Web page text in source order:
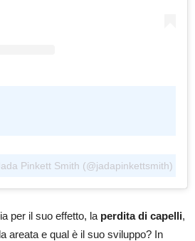
Pinkett Smith (@jadapinkettsmith)
per il suo effetto, la perdita di capelli,
areata e qual è il suo sviluppo? In